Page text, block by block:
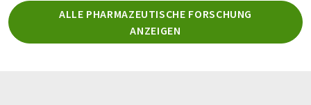
ALLE PHARMAZEUTISCHE FORSCHUNG
ANZEIGEN